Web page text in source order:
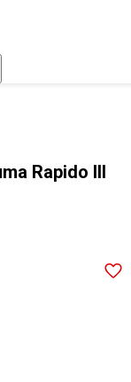
Rapido III